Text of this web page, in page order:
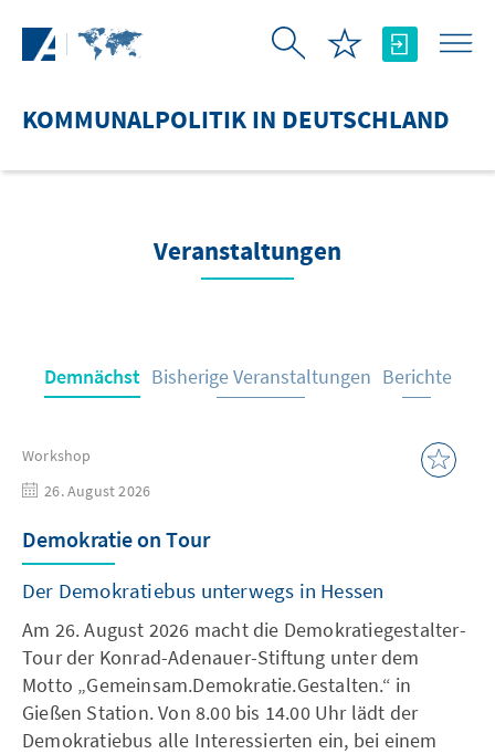
KOMMUNALPOLITIK IN DEUTSCHLAND
Veranstaltungen
Demnächst Bisherige Veranstaltungen Berichte
Workshop
26. August 2026
Demokratie on Tour
Der Demokratiebus unterwegs in Hessen
Am 26. August 2026 macht die Demokratiegestalter-
Tour der Konrad-Adenauer-Stiftung unter dem
Motto „Gemeinsam.Demokratie.Gestalten.“ in
Gießen Station. Von 8.00 bis 14.00 Uhr lädt der
Demokratiebus alle Interessierten ein, bei einem